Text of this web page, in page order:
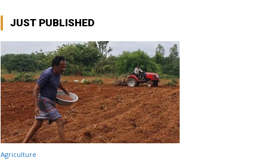
JUST PUBLISHED
Agriculture